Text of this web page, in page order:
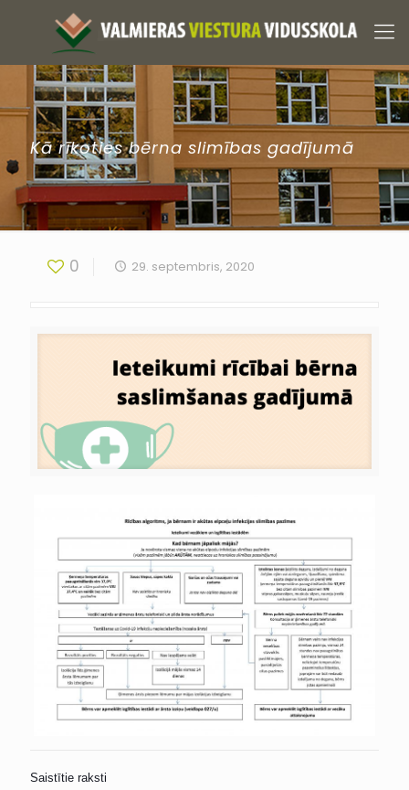
Kā rīkoties bērna slimības gadījumā
0 29. septembris, 2020
Saistītie raksti